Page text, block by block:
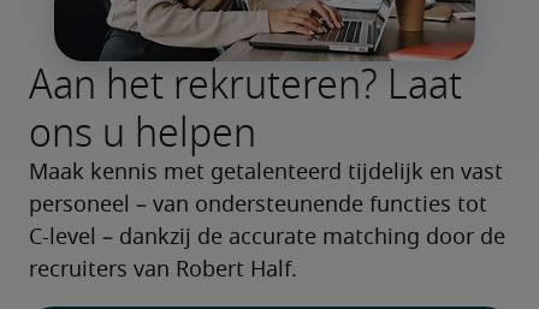
Aan het rekruteren? Laat
ons u helpen
Maak kennis met getalenteerd tijdelijk en vast
personeel – van ondersteunende functies tot
C-level – dankzij de accurate matching door de
recruiters van Robert Half.